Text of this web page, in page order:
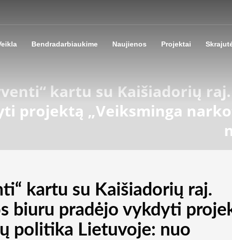
Bendradarbiaukime Naujienos Projektai
kartu su Kaišiadorių
projektą „Veiksminga
kartu su Kaišiadorių raj.
biuru pradėjo vykdyti
politika Lietuvoje: nuo